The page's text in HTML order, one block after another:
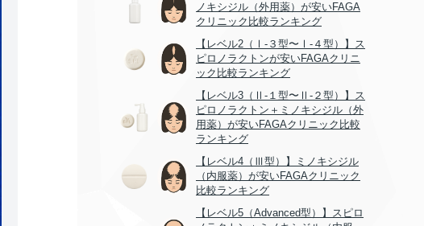
ノキシジル（外用薬）が安いFAGA
クリニック比較ランキング
【レベル2（Ⅰ-３型〜Ⅰ-４型）】ス
ピロノラクトンが安いFAGAクリニ
ック比較ランキング
【レベル3（Ⅱ-１型〜Ⅱ-２型）】ス
ピロノラクトン＋ミノキシジル（外
用薬）が安いFAGAクリニック比較
ランキング
【レベル4（Ⅲ型）】ミノキシジル
（内服薬）が安いFAGAクリニック
比較ランキング
【レベル5（Advanced型）】スピロ